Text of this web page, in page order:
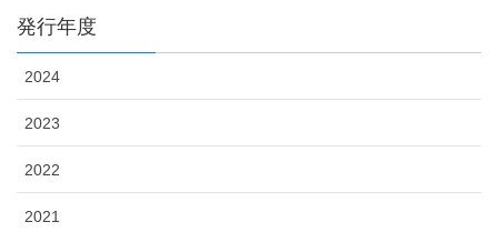
発行年度
2024
2023
2022
2021